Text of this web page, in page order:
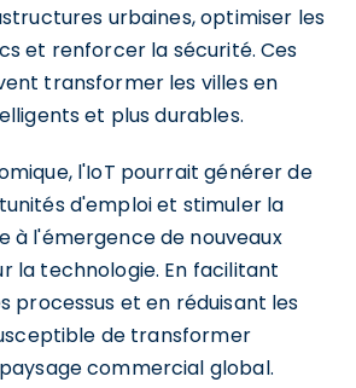
urbaines, optimiser les
et renforcer la sécurité. Ces
transformer les villes en
et plus durables.
l'IoT pourrait générer de
d'emploi et stimuler la
à l'émergence de nouveaux
la technologie. En facilitant
processus et en réduisant les
de transformer
commercial global.